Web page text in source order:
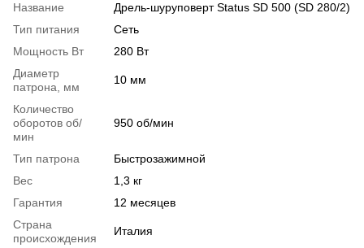
Название
Дрель-шуруповерт Status SD 500 (SD 280/2)
Тип питания
Сеть
Мощность Вт
280 Вт
Диаметр
патрона, мм
10 мм
Количество
оборотов об/
мин
950 об/мин
Тип патрона
Быстрозажимной
Вес
1,3 кг
Гарантия
12 месяцев
Страна
происхождения
Италия